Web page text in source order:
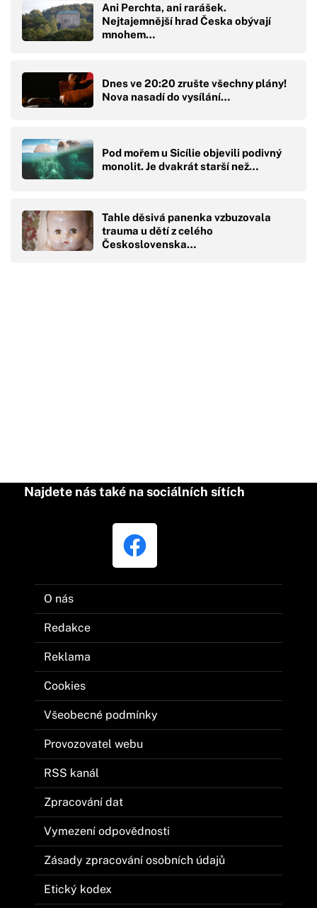
Ani Perchta, ani rarášek.
Nejtajemnější hrad Česka obývají
mnohem…
Dnes ve 20:20 zrušte všechny plány!
Nova nasadí do vysílání…
Pod mořem u Sicílie objevili podivný
monolit. Je dvakrát starší než…
Tahle děsivá panenka vzbuzovala
trauma u dětí z celého
Československa…
Najdete nás také na sociálních sítích
O nás
Redakce
Reklama
Cookies
Všeobecné podmínky
Provozovatel webu
RSS kanál
Zpracování dat
Vymezení odpovědnosti
Zásady zpracování osobních údajů
Etický kodex